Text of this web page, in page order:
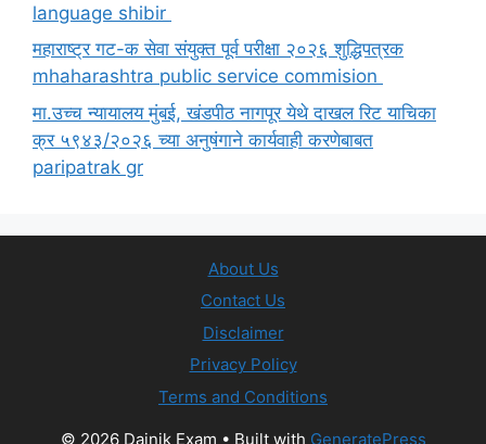
language shibir
महाराष्ट्र गट-क सेवा संयुक्त पूर्व परीक्षा २०२६ शुद्धिपत्रक
mhaharashtra public service commision
मा.उच्च न्यायालय मुंबई, खंडपीठ नागपूर येथे दाखल रिट याचिका
क्र ५९४३/२०२६ च्या अनुषंगाने कार्यवाही करणेबाबत
paripatrak gr
About Us
Contact Us
Disclaimer
Privacy Policy
Terms and Conditions
© 2026 Dainik Exam • Built with GeneratePress